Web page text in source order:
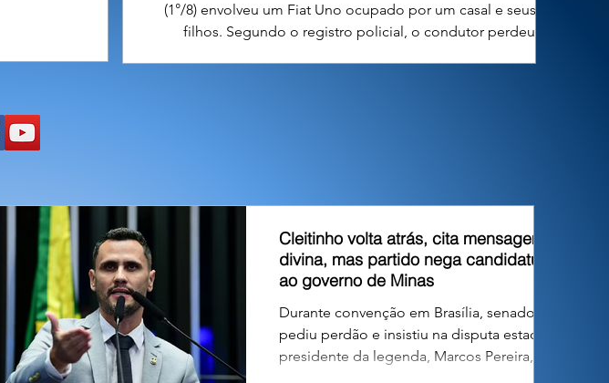
(1°/8) envolveu um Fiat Uno ocupado por um casal e seus dois
filhos. Segundo o registro policial, o condutor perdeu o
Cleitinho volta atrás, cita mensagem
divina, mas partido nega candidatura
ao governo de Minas
Durante convenção em Brasília, senador
pediu perdão e insistiu na disputa estadual;
presidente da legenda, Marcos Pereira,